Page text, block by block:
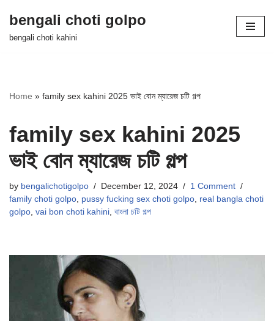
Skip
bengali choti golpo
bengali choti kahini
Home » family sex kahini 2025 ভাই বোন ম্যারেজ চটি গল্প
family sex kahini 2025
ভাই বোন ম্যারেজ চটি গল্প
by bengalichotigolpo December 12, 2024
1 Comment
family choti golpo, pussy fucking sex choti golpo, real bangla choti
golpo, vai bon choti kahini, বাংলা চটি গল্প